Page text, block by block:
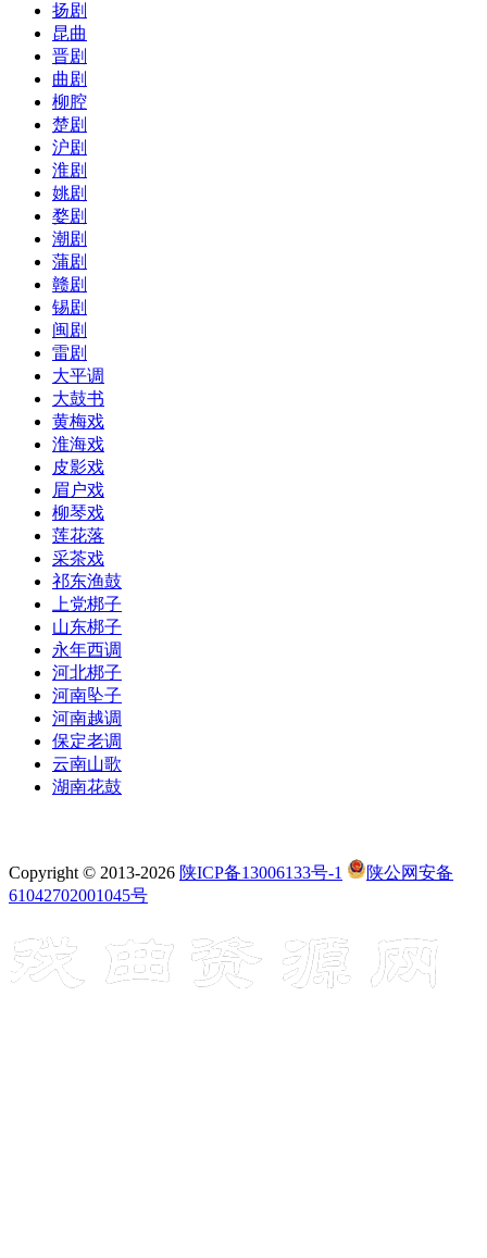
扬剧
昆曲
晋剧
曲剧
柳腔
楚剧
沪剧
淮剧
姚剧
婺剧
潮剧
蒲剧
赣剧
锡剧
闽剧
雷剧
大平调
大鼓书
黄梅戏
淮海戏
皮影戏
眉户戏
柳琴戏
莲花落
采茶戏
祁东渔鼓
上党梆子
山东梆子
永年西调
河北梆子
河南坠子
河南越调
保定老调
云南山歌
湖南花鼓
Copyright © 2013-2026 陕ICP备13006133号-1
陕公网安备
61042702001045号